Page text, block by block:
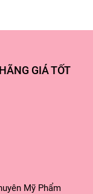
GIÁ TỐT
Mỹ Phẩm